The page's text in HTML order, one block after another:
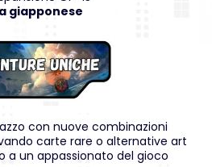
giapponese
con nuove combinazioni
carte rare o alternative art
a un appassionato del gioco